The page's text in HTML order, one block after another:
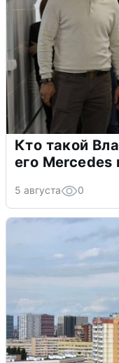
Кто такой
его Mercedes
5 августа 0